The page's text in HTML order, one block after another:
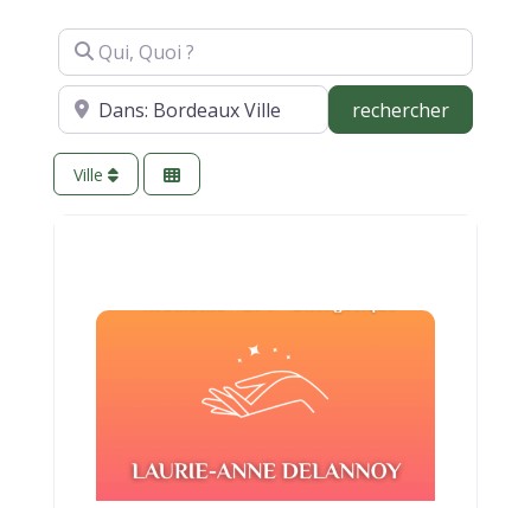
Qui, Quoi ?
Où ? rechercher
Ville